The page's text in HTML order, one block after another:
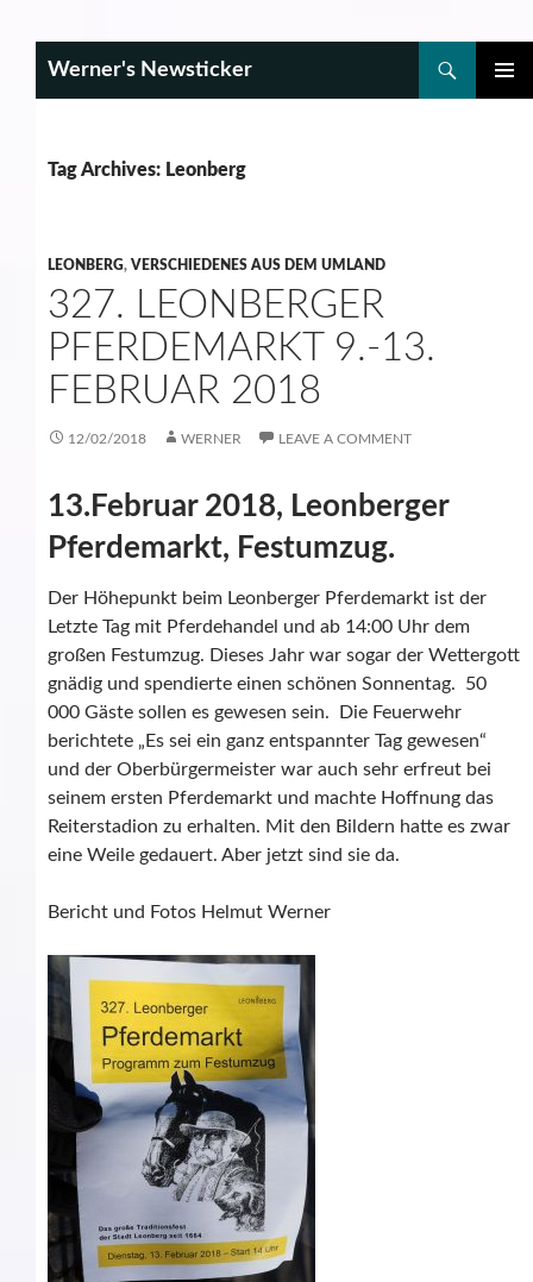
Werner's Newsticker
Tag Archives: Leonberg
LEONBERG, VERSCHIEDENES AUS DEM UMLAND
327. LEONBERGER
PFERDEMARKT 9.-13.
FEBRUAR 2018
12/02/2018 WERNER LEAVE A COMMENT
13.Februar 2018, Leonberger
Pferdemarkt, Festumzug.
Der Höhepunkt beim Leonberger Pferdemarkt ist der
Letzte Tag mit Pferdehandel und ab 14:00 Uhr dem
großen Festumzug. Dieses Jahr war sogar der Wettergott
gnädig und spendierte einen schönen Sonnentag. 50
000 Gäste sollen es gewesen sein. Die Feuerwehr
berichtete „Es sei ein ganz entspannter Tag gewesen“
und der Oberbürgermeister war auch sehr erfreut bei
seinem ersten Pferdemarkt und machte Hoffnung das
Reiterstadion zu erhalten. Mit den Bildern hatte es zwar
eine Weile gedauert. Aber jetzt sind sie da.
Bericht und Fotos Helmut Werner